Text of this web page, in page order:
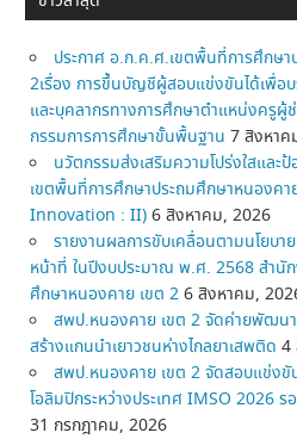
ประกาศ อ.ก.ค.ศ.เขตพื้นที่การศึกษ
2เรื่อง การขึ้นบัญชีผู้สอบแข่งขันได้เพื่อ
และบุคลากรทางการศึกษาตำแหน่งครู
กรรมการการศึกษาขั้นพื้นฐาน 7 สิงหา
นวัตกรรมส่งเสริมความโปร่งใสและ
เขตพื้นที่การศึกษาประถมศึกษาหนองค
Innovation : II) 6 สิงหาคม, 2026
รายงานผลการขับเคลื่อนตามนโยบ
หน้าที่ ในปีงบประมาณ พ.ศ. 2568 สำนั
ศึกษาหนองคาย เขต 2 6 สิงหาคม,
สพป.หนองคาย เขต 2 จัดค่ายพัฒน
สร้างแกนนำเยาวชนห่างไกลยาเสพติด 4
สพป.หนองคาย เขต 2 จัดสอบแข่ง
โอลิมปิกระหว่างประเทศ IMSO 2026
31 กรกฎาคม, 2026